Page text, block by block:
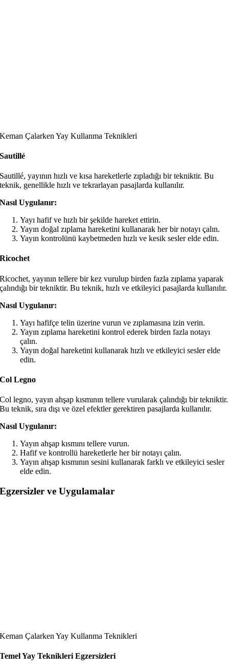
Keman Çalarken Yay Kullanma Teknikleri
Sautillé
Sautillé, yayının hızlı ve kısa hareketlerle zıpladığı bir tekniktir. Bu
teknik, genellikle hızlı ve tekrarlayan pasajlarda kullanılır.
Nasıl Uygulanır:
Yayı hafif ve hızlı bir şekilde hareket ettirin.
Yayın doğal zıplama hareketini kullanarak her bir notayı çalın.
Yayın kontrolünü kaybetmeden hızlı ve kesik sesler elde edin.
Ricochet
Ricochet, yayının tellere bir kez vurulup birden fazla zıplama yaparak
çalındığı bir tekniktir. Bu teknik, hızlı ve etkileyici pasajlarda kullanılır.
Nasıl Uygulanır:
Yayı hafifçe telin üzerine vurun ve zıplamasına izin verin.
Yayın zıplama hareketini kontrol ederek birden fazla notayı
çalın.
Yayın doğal hareketini kullanarak hızlı ve etkileyici sesler elde
edin.
Col Legno
Col legno, yayın ahşap kısmının tellere vurularak çalındığı bir tekniktir.
Bu teknik, sıra dışı ve özel efektler gerektiren pasajlarda kullanılır.
Nasıl Uygulanır:
Yayın ahşap kısmını tellere vurun.
Hafif ve kontrollü hareketlerle her bir notayı çalın.
Yayın ahşap kısmının sesini kullanarak farklı ve etkileyici sesler
elde edin.
Egzersizler ve Uygulamalar
Keman Çalarken Yay Kullanma Teknikleri
Temel Yay Teknikleri Egzersizleri